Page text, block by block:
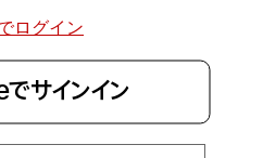
ログイン
サインイン